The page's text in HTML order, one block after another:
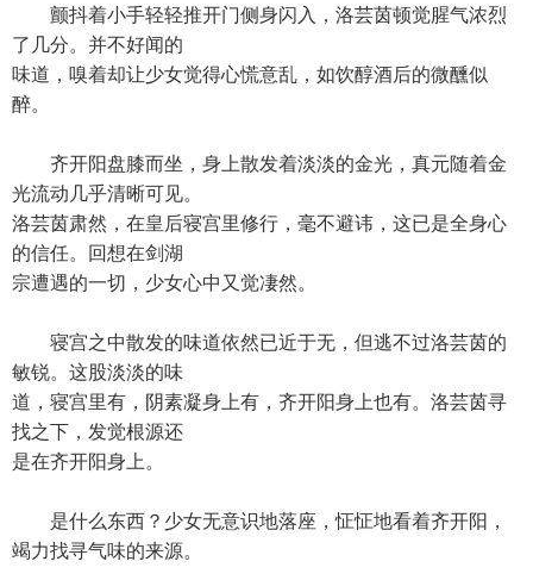
颤抖着小手轻轻推开门侧身闪入，洛芸茵顿觉腥气浓烈
了几分。并不好闻的
味道，嗅着却让少女觉得心慌意乱，如饮醇酒后的微醺似
醉。
齐开阳盘膝而坐，身上散发着淡淡的金光，真元随着金
光流动几乎清晰可见。
洛芸茵肃然，在皇后寝宫里修行，毫不避讳，这已是全身心
的信任。回想在剑湖
宗遭遇的一切，少女心中又觉凄然。
寝宫之中散发的味道依然已近于无，但逃不过洛芸茵的
敏锐。这股淡淡的味
道，寝宫里有，阴素凝身上有，齐开阳身上也有。洛芸茵寻
找之下，发觉根源还
是在齐开阳身上。
是什么东西？少女无意识地落座，怔怔地看着齐开阳，
竭力找寻气味的来源。